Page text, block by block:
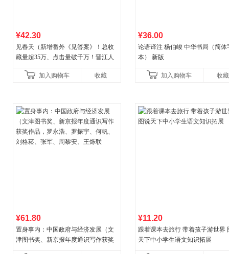
¥42.30
见春天（新增番外《见答案》！总收
藏量超35万、点击量破千万！晋江人
加入购物车
收藏
¥36.00
论语译注 杨伯峻 中华书局（简体
本） 新版
加入购物车 收藏
¥61.80
置身事内：中国政府与经济发展（文
津图书奖、新京报年度通识写作获奖
¥11.20
跟着课本去旅行 带着孩子游世界
天下中小学生语文知识拓展